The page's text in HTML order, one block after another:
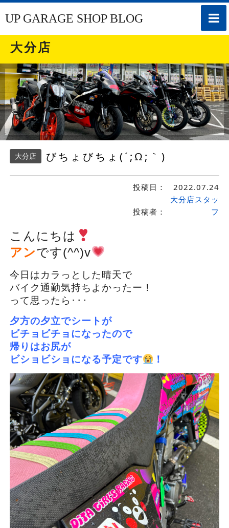
toggle
UP GARAGE SHOP BLOG
大分店
大分店 びちょびちょ(´;Ω;｀)
投稿日： 2022.07.24
投稿者：
大分店スタッ
フ
こんにちは
アンです(^^)v
今日はカラっとした晴天で
バイク通勤気持ちよかったー！
って思ったら･･･
夕方の夕立でシートが
ビチョビチョになったので
帰りはお尻が
ビショビショになる予定です
！